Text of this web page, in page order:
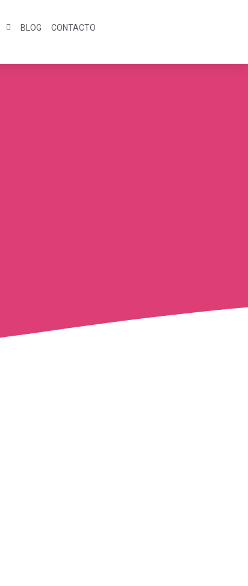
BLOG CONTACTO